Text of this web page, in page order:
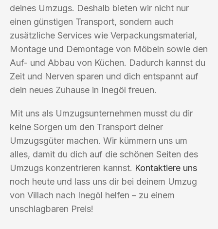
deines Umzugs. Deshalb bieten wir nicht nur
einen günstigen Transport, sondern auch
zusätzliche Services wie Verpackungsmaterial,
Montage und Demontage von Möbeln sowie den
Auf- und Abbau von Küchen. Dadurch kannst du
Zeit und Nerven sparen und dich entspannt auf
dein neues Zuhause in Inegöl freuen.
Mit uns als Umzugsunternehmen musst du dir
keine Sorgen um den Transport deiner
Umzugsgüter machen. Wir kümmern uns um
alles, damit du dich auf die schönen Seiten des
Umzugs konzentrieren kannst. Kontaktiere uns
noch heute und lass uns dir bei deinem Umzug
von Villach nach Inegöl helfen – zu einem
unschlagbaren Preis!